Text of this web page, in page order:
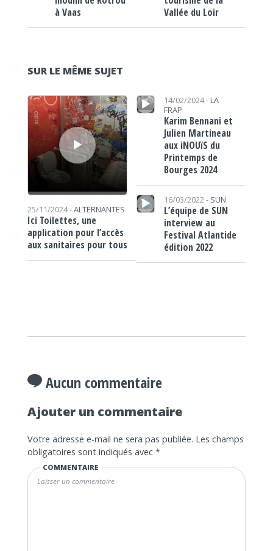
à Vaas
Vallée du Loir
SUR LE MÊME SUJET
Lecteur audio
25/11/2024 -ALTERNANTES
Ici Toilettes, une
application pour l’accès
aux sanitaires pour tous
Lecteur audio 14/02/2024 - LA
FRAP
Karim Bennani et
Julien Martineau
aux iNOUïS du
Printemps de
Bourges 2024
Lecteur audio
16/03/2022 - SUN
L’équipe de SUN
interview au
Festival Atlantide
édition 2022
Aucun commentaire
Ajouter un commentaire
Votre adresse e-mail ne sera pas publiée. Les champs
obligatoires sont indiqués avec *
COMMENTAIRE